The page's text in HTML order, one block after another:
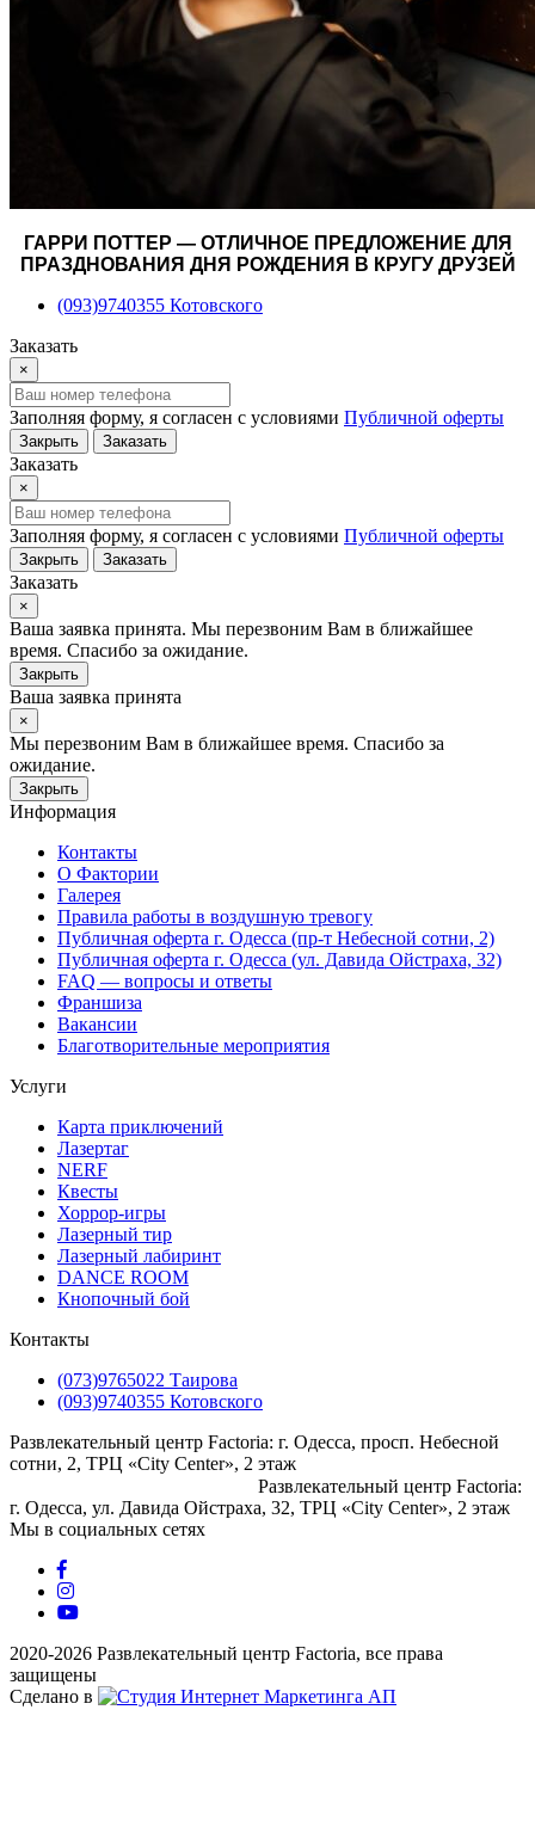
ГАРРИ ПОТТЕР — ОТЛИЧНОЕ ПРЕДЛОЖЕНИЕ ДЛЯ
ПРАЗДНОВАНИЯ ДНЯ РОЖДЕНИЯ В КРУГУ ДРУЗЕЙ
(093)9740355 Котовского
Заказать
×
Заполняя форму, я согласен с условиями Публичной оферты
Закрыть Заказать
Заказать
×
Заполняя форму, я согласен с условиями Публичной оферты
Закрыть Заказать
Заказать
×
Ваша заявка принята. Мы перезвоним Вам в ближайшее
время. Спасибо за ожидание.
Закрыть
Ваша заявка принята
×
Мы перезвоним Вам в ближайшее время. Спасибо за
ожидание.
Закрыть
Информация
Контакты
О Фактории
Галерея
Правила работы в воздушную тревогу
Публичная оферта г. Одесса (пр-т Небесной сотни, 2)
Публичная оферта г. Одесса (ул. Давида Ойстраха, 32)
FAQ — вопросы и ответы
Франшиза
Вакансии
Благотворительные мероприятия
Услуги
Карта приключений
Лазертаг
NERF
Квесты
Хоррор-игры
Лазерный тир
Лазерный лабиринт
DANCE ROOM
Кнопочный бой
Контакты
(073)9765022 Таирова
(093)9740355 Котовского
Развлекательный центр Factoria: г. Одесса, просп. Небесной
сотни, 2, ТРЦ «City Center», 2 этаж
Развлекательный центр Factoria:
г. Одесса, ул. Давида Ойстраха, 32, ТРЦ «City Center», 2 этаж
Мы в социальных сетях
2020-2026 Развлекательный центр Factoria, все права
защищены
Сделано в